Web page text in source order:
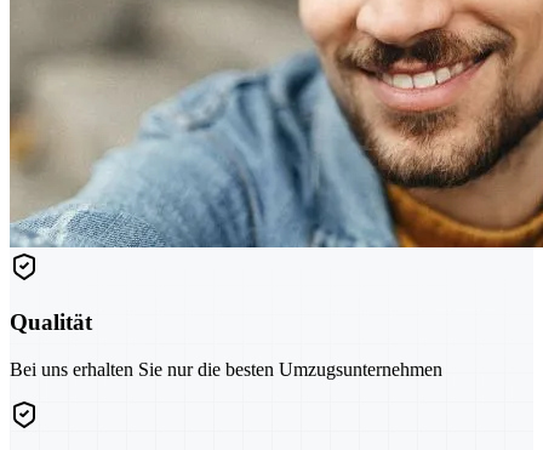
Qualität
Bei uns erhalten Sie nur die besten Umzugsunternehmen